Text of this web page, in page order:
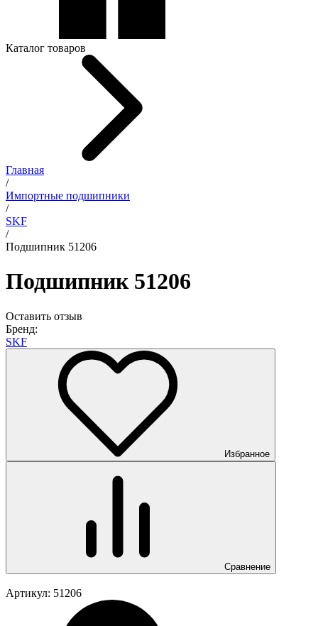
Каталог товаров
Главная
/
Импортные подшипники
/
SKF
/
Подшипник 51206
Подшипник 51206
Оставить отзыв
Бренд:
SKF
Избранное
Сравнение
Артикул: 51206